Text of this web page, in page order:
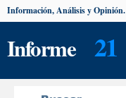
Informe 21
Información, Análisis y Opinión.